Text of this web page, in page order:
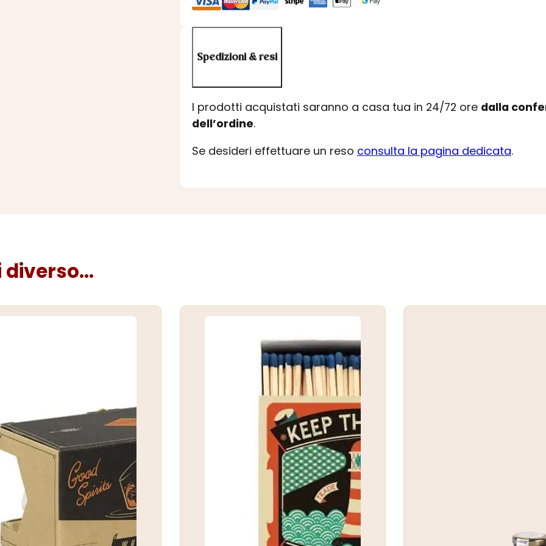
Spedizioni & resi
I prodotti acquistati saranno a casa tua in 24/72 ore dalla
dell’ordine.
Se desideri effettuare un reso consulta la pagina dedicata.